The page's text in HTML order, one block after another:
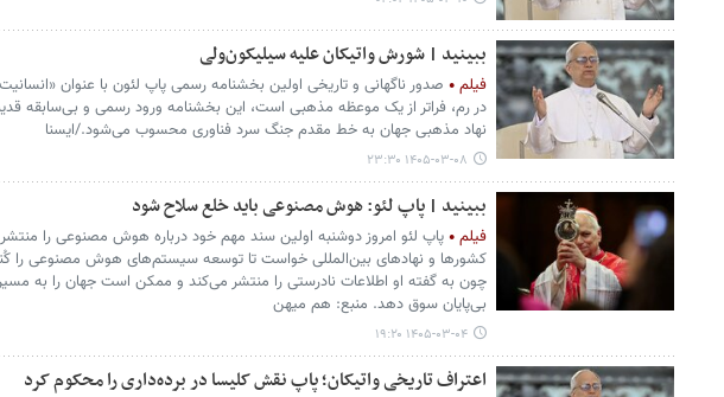
ببینید | شورش واتیکان علیه سیلیکون‌ولی
فیلم
صدور ناگهانی و تاریخی اولین بخشنامه رسمی پاپ لئون با عنوان
در رم، فراتر از یک موعظه مذهبی است، این بخشنامه ورود رسمی و بی‌سابقه
نهاد مذهبی جهان به خط مقدم جنگ سرد فناوری محسوب می‌شود./ایسنا
۱۴۰۵-۰۳-۰۸ ۲۳:۳۰
ببینید | پاپ لئو: هوش مصنوعی باید خلع سلاح شود
فیلم
پاپ لئو امروز دوشنبه اولین سند مهم خود درباره هوش مصنوعی را منتشر
کشورها و نهادهای بین‌المللی خواست تا توسعه سیستم‌های هوش مصنوعی را
چون به گفته او اطلاعات نادرستی را منتشر می‌کند و ممکن است جهان را به
بی‌پایان سوق دهد. منبع: هم میهن
۱۴۰۵-۰۳-۰۴ ۱۹:۲۰
اعتراف تاریخی واتیکان؛ پاپ نقش کلیسا در برده‌داری را محکوم کرد